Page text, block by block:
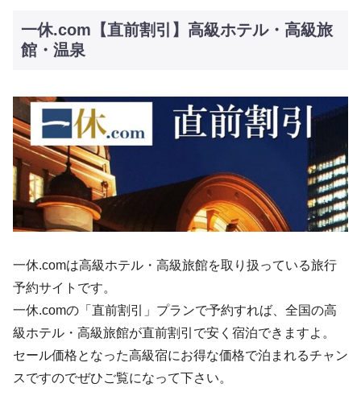
一休.com【直前割引】高級ホテル・高級旅
館・温泉
一休.comは高級ホテル・高級旅館を取り扱っている旅行
予約サイトです。
一休.comの「直前割引」プランで予約すれば、全国の高
級ホテル・高級旅館が直前割引で安く宿泊できますよ。
セール価格となった高級宿にお得な価格で泊まれるチャン
スですのでぜひご覧になって下さい。